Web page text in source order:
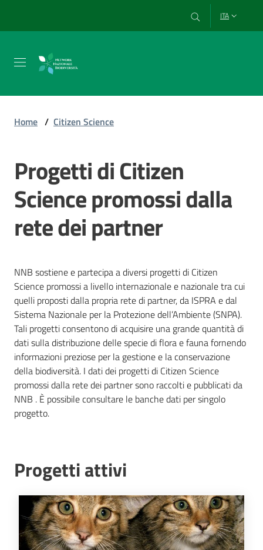
ITA
Chi
i
e
risorse
Citizen
Science
Progetti
ambientale
Eventi
notizie
Home / Citizen Science
Progetti di Citizen
Science promossi dalla
rete dei partner
NNB sostiene e partecipa a diversi progetti di Citizen
Science promossi a livello internazionale e nazionale tra cui
quelli proposti dalla propria rete di partner, da ISPRA e dal
Sistema Nazionale per la Protezione dell’Ambiente (SNPA).
Tali progetti consentono di acquisire una grande quantità di
dati sulla distribuzione delle specie di flora e fauna fornendo
informazioni preziose per la gestione e la conservazione
della biodiversità. I dati dei progetti di Citizen Science
promossi dalla rete dei partner sono raccolti e pubblicati da
NNB . È possibile consultare le banche dati per singolo
progetto.
Progetti attivi